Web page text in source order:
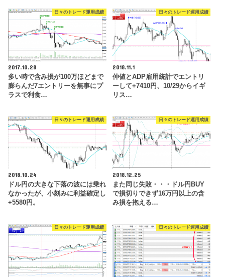
日々のトレード運用成績
2017.10.28
多い時で含み損が100万ほどまで
膨らんだ7エントリーを無事にプ
ラスで利食…
日々のトレード運用成績
2018.11.1
仲値とADP雇用統計でエントリ
ーして+7410円、10/29からイギ
リス…
日々のトレード運用成績
2018.10.24
ドル円の大きな下落の波には乗れ
なかったが、小刻みに利益確定し
+5580円。
日々のトレード運用成績
2018.12.25
また同じ失敗・・・ドル円BUY
で損切りできず16万円以上の含
み損を抱える…
日々のトレード運用成績 日々のトレード運用成績